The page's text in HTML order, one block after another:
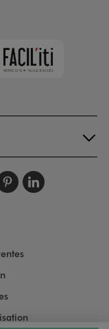
sursur
nousnous
Suivez-